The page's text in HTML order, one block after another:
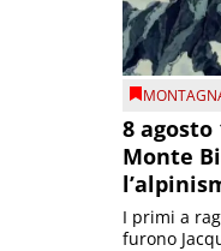
8 agosto
Monte
I primi a
furono